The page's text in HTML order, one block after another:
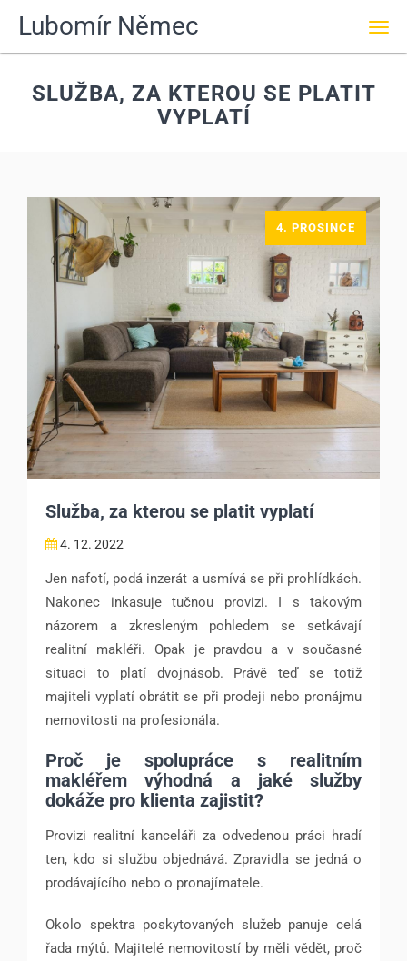
Lubomír Němec
SLUŽBA, ZA KTEROU SE PLATIT
VYPLATÍ
Služba, za kterou se platit vyplatí
4. 12. 2022
4. PROSINCE
Jen nafotí, podá inzerát a usmívá se při prohlídkách.
Nakonec inkasuje tučnou provizi. I s takovým
názorem a zkresleným pohledem se setkávají
realitní makléři. Opak je pravdou a v současné
situaci to platí dvojnásob. Právě teď se totiž
majiteli vyplatí obrátit se při prodeji nebo pronájmu
nemovitosti na profesionála.
Proč je spolupráce s realitním
makléřem výhodná a jaké služby
dokáže pro klienta zajistit?
Provizi realitní kanceláři za odvedenou práci hradí
ten, kdo si službu objednává. Zpravidla se jedná o
prodávajícího nebo o pronajímatele.
Okolo spektra poskytovaných služeb panuje celá
řada mýtů. Majitelé nemovitostí by měli vědět, proč